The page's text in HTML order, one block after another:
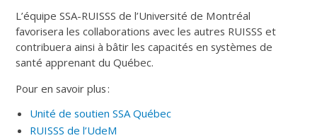
L’équipe SSA-RUISSS de l’Université de Montréal
favorisera les collaborations avec les autres RUISSS et
contribuera ainsi à bâtir les capacités en systèmes de
santé apprenant du Québec.
Pour en savoir plus :
Unité de soutien SSA Québec
RUISSS de l’UdeM